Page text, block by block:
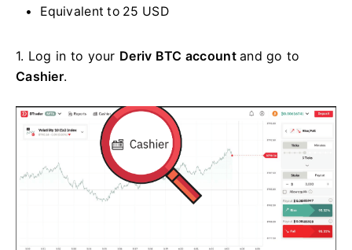
Equivalent to 25 USD
1. Log in to your Deriv BTC accountand go to
Cashier.